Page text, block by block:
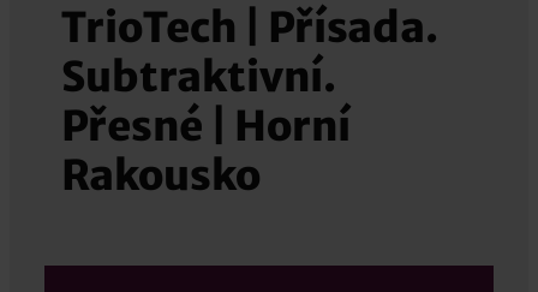
TrioTech | Přísada.
Subtraktivní.
Přesné | Horní
Rakousko